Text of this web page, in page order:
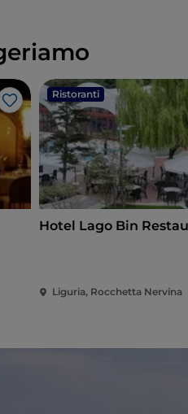
Like
Ristoranti
Hotel Lago Bin
Liguria, Rocchetta Nervina